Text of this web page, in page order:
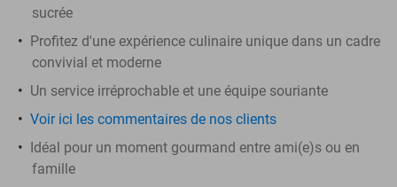
sucrée
Profitez d'une expérience culinaire unique dans un cadre
convivial et moderne
Un service irréprochable et une équipe souriante
Voir ici les commentaires de nos clients
Idéal pour un moment gourmand entre ami(e)s ou en
famille